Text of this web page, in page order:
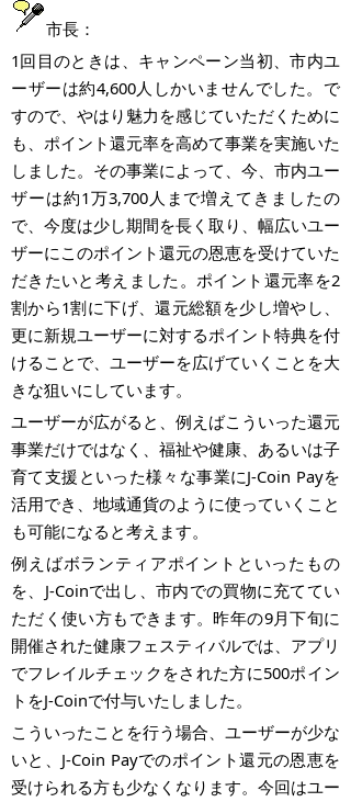
市長：
1回目のときは、キャンペーン当初、市内ユ
ーザーは約4,600人しかいませんでした。で
すので、やはり魅力を感じていただくために
も、ポイント還元率を高めて事業を実施いた
しました。その事業によって、今、市内ユー
ザーは約1万3,700人まで増えてきましたの
で、今度は少し期間を長く取り、幅広いユー
ザーにこのポイント還元の恩恵を受けていた
だきたいと考えました。ポイント還元率を2
割から1割に下げ、還元総額を少し増やし、
更に新規ユーザーに対するポイント特典を付
けることで、ユーザーを広げていくことを大
きな狙いにしています。
ユーザーが広がると、例えばこういった還元
事業だけではなく、福祉や健康、あるいは子
育て支援といった様々な事業にJ-Coin Payを
活用でき、地域通貨のように使っていくこと
も可能になると考えます。
例えばボランティアポイントといったもの
を、 J-Coinで出し、市内での買物に充ててい
ただく使い方もできます。昨年の9月下旬に
開催された健康フェスティバルでは、アプリ
でフレイルチェックをされた方に500ポイン
トをJ-Coinで付与いたしました。
こういったことを行う場合、ユーザーが少な
いと、 J-Coin Payでのポイント還元の恩恵を
受けられる方も少なくなります。今回はユー